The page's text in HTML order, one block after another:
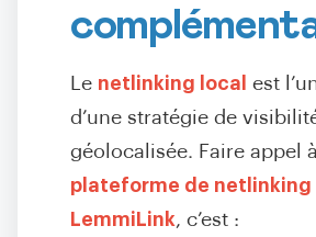
Le netlinking local
est
d’une stratégie de
géolocalisée. Faire appel
plateforme de netlinking
LemmiLink, c’est :